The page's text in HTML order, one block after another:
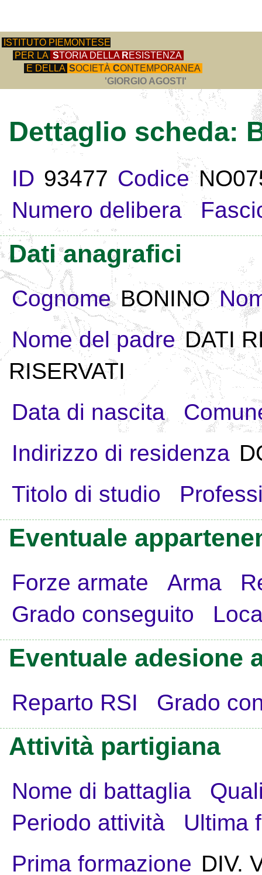
ISTITUTO PIEMONTESE
PER LA STORIA DELLA RESISTENZA
E DELLA SOCIETÀ CONTEMPORANEA
'GIORGIO AGOSTI'
Dettaglio scheda:
ID 93477 Codice
Numero delibera
Dati anagrafici
Cognome BONINO
Nome del padre DATI
RISERVATI
Data di nascita
Indirizzo di residenza
Titolo di studio
Eventuale
Forze armate Arma
Grado conseguito
Eventuale adesione
Reparto RSI Grado
Attività partigiana
Nome di battaglia
Periodo attività
Ultima
Prima formazione DIV.